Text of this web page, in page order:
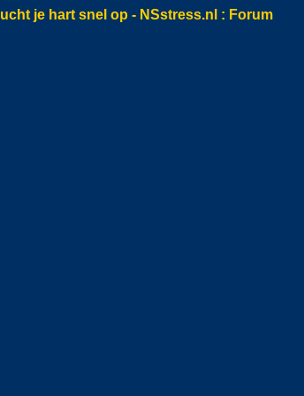
lucht je hart snel op - NSstress.nl : Forum